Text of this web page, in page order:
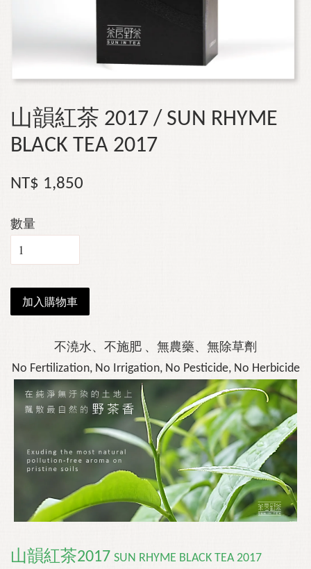
山韻紅茶 2017 / SUN RHYME
BLACK TEA 2017
NT$ 1,850
數量
加入購物車
不澆水、不施肥 、無農藥、無除草劑
No Fertilization, No Irrigation, No Pesticide, No Herbicide
山韻紅茶2017 SUN RHYME BLACK TEA2017